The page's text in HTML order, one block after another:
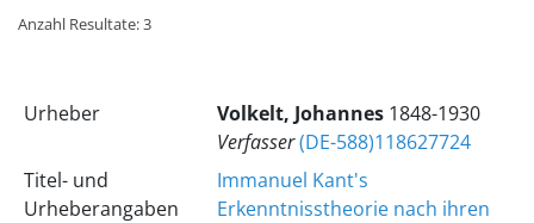
Anzahl Resultate: 3
Urheber Volkelt, Johannes 1848-1930
Verfasser(DE-588)118627724
Titel- und
Urheberangaben
Immanuel Kant's
Erkenntnisstheorie nach ihren